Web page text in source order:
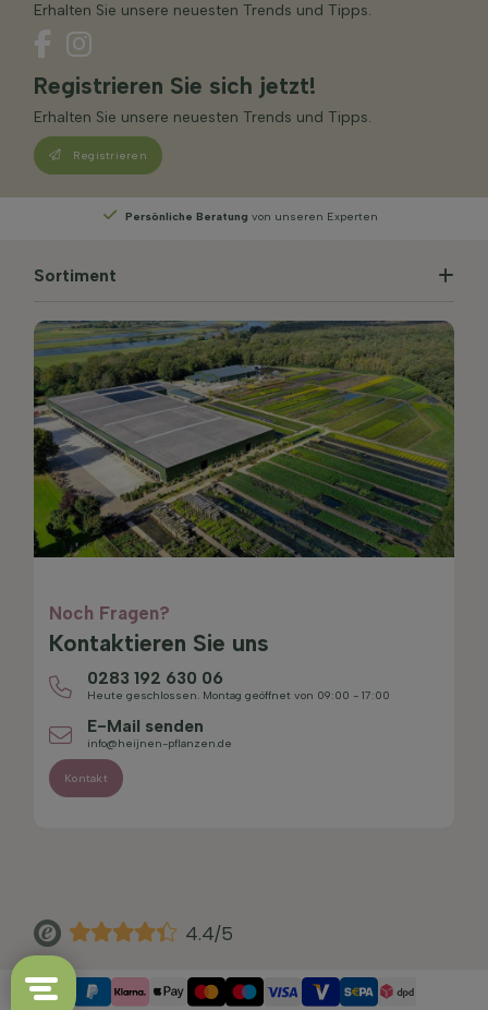
Erhalten Sie unsere neuesten Trends und Tipps.
Registrieren Sie sich jetzt!
Erhalten Sie unsere neuesten Trends und Tipps.
Registrieren
WählenSie Ihre Lieferwoche
Sortiment
Noch Fragen?
Kontaktieren Sie uns
0283 192 630 06
Heute geschlossen. Montag geöffnet von 09:00 - 17:00
E-Mail senden
info@heijnen-pflanzen.de
Kontakt
4.4/5